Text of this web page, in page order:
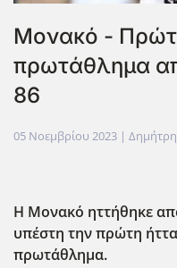
Μονακό -
πρωτάθλημα
86
05 Νοεμβρίου 2023 |
Η Μονακό ηττήθηκε
υπέστη την πρώτη
πρωτάθλημα.